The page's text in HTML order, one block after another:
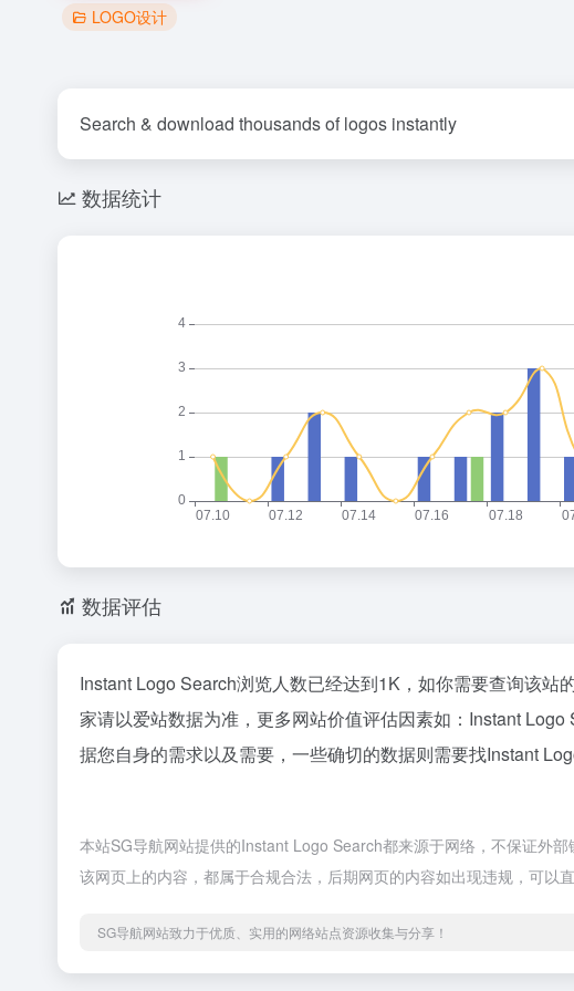
LOGO设计
Search & download thousands of logos instantly
数据统计
数据评估
Instant Logo Search浏览人数已经达到1K，如你需要查询该站
家请以爱站数据为准，更多网站价值评估因素如：Instant
据您自身的需求以及需要，一些确切的数据则需要找Instant
本站SG导航网站提供的Instant Logo Search都来源于网络，不保证外
该网页上的内容，都属于合规合法，后期网页的内容如出现违规，可以
SG导航网站致力于优质、实用的网络站点资源收集与分享！